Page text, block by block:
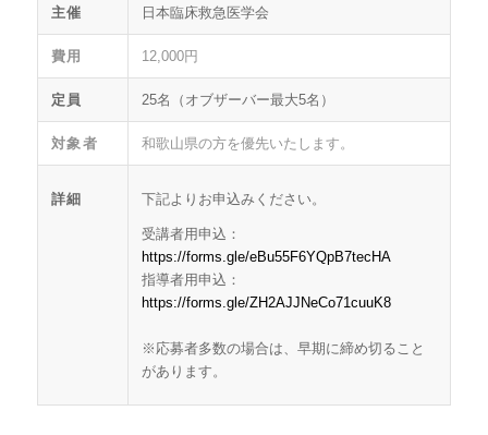
主催 日本臨床救急医学会
費用 12,000円
定員 25名（オブザーバー最大5名）
対象者 和歌山県の方を優先いたします。
詳細 下記よりお申込みください。
受講者用申込：
https://forms.gle/eBu55F6YQpB7tecHA
指導者用申込：
https://forms.gle/ZH2AJJNeCo71cuuK8
※応募者多数の場合は、 早期に締め切ること
があります。